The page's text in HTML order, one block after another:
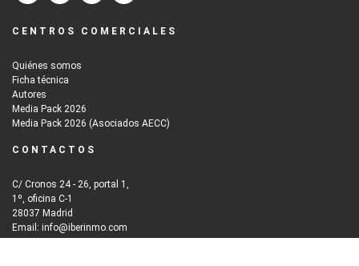
CENTROS COMERCIALES
Quiénes somos
Ficha técnica
Autores
Media Pack 2026
Media Pack 2026 (Asociados AECC)
CONTACTOS
C/ Cronos 24 - 26, portal 1,
1º, oficina C-1
28037 Madrid
Email: info@iberinmo.com